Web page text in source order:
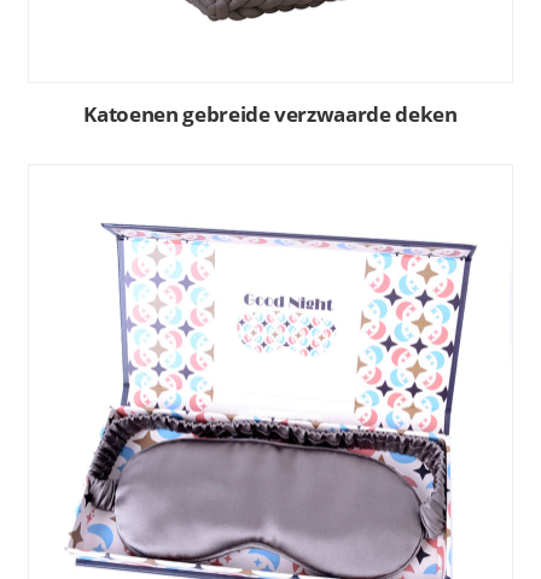
Katoenen gebreide verzwaarde deken